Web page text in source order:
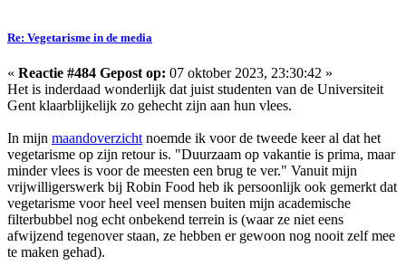
Re: Vegetarisme in de media
« Reactie #484 Gepost op: 07 oktober 2023, 23:30:42 »
Het is inderdaad wonderlijk dat juist studenten van de Universiteit
Gent klaarblijkelijk zo gehecht zijn aan hun vlees.
In mijn maandoverzicht noemde ik voor de tweede keer al dat het
vegetarisme op zijn retour is. "Duurzaam op vakantie is prima, maar
minder vlees is voor de meesten een brug te ver." Vanuit mijn
vrijwilligerswerk bij Robin Food heb ik persoonlijk ook gemerkt dat
vegetarisme voor heel veel mensen buiten mijn academische
filterbubbel nog echt onbekend terrein is (waar ze niet eens
afwijzend tegenover staan, ze hebben er gewoon nog nooit zelf mee
te maken gehad).